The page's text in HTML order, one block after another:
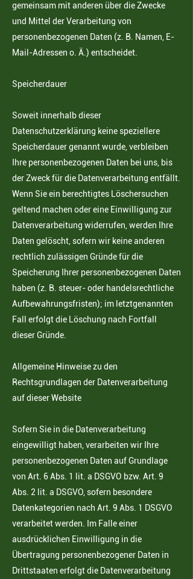
gemeinsam mit anderen über die Zwecke
und Mittel der Verarbeitung von
personenbezogenen Daten (z. B. Namen, E-
Mail-Adressen o. Ä.) entscheidet.
Speicherdauer
Soweit innerhalb dieser
Datenschutzerklärung keine speziellere
Speicherdauer genannt wurde, verbleiben
Ihre personenbezogenen Daten bei uns, bis
der Zweck für die Datenverarbeitung entfällt.
Wenn Sie ein berechtigtes Löschersuchen
geltend machen oder eine Einwilligung zur
Datenverarbeitung widerrufen, werden Ihre
Daten gelöscht, sofern wir keine anderen
rechtlich zulässigen Gründe für die
Speicherung Ihrer personenbezogenen Daten
haben (z. B. steuer- oder handelsrechtliche
Aufbewahrungsfristen); im letztgenannten
Fall erfolgt die Löschung nach Fortfall
dieser Gründe.
Allgemeine Hinweise zu den
Rechtsgrundlagen der Datenverarbeitung
auf dieser Website
Sofern Sie in die Datenverarbeitung
eingewilligt haben, verarbeiten wir Ihre
personenbezogenen Daten auf Grundlage
von Art. 6 Abs. 1 lit. a DSGVO bzw. Art. 9
Abs. 2 lit. a DSGVO, sofern besondere
Datenkategorien nach Art. 9 Abs. 1 DSGVO
verarbeitet werden. Im Falle einer
ausdrücklichen Einwilligung in die
Übertragung personenbezogener Daten in
Drittstaaten erfolgt die Datenverarbeitung